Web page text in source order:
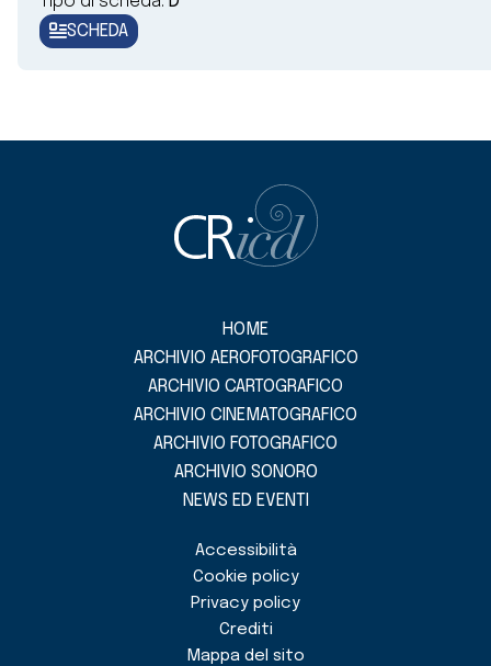
SCHEDA
HOME
ARCHIVIO AEROFOTOGRAFICO
ARCHIVIO CARTOGRAFICO
ARCHIVIO CINEMATOGRAFICO
ARCHIVIO FOTOGRAFICO
ARCHIVIO SONORO
NEWS ED EVENTI
Accessibilità
Cookie policy
Privacy policy
Crediti
Mappa del sito